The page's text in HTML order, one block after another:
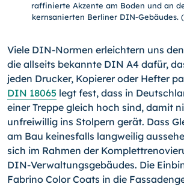
raffinierte Akzente am Boden und an
kernsanierten Berliner DIN-Gebäudes.
Viele DIN-Normen erleichtern uns
die allseits bekannte DIN A4 dafür,
jeden Drucker, Kopierer oder Hefter
DIN 18065 legt fest, dass in
einer Treppe gleich hoch sind, damit
unfreiwillig ins Stolpern gerät. Dass
am Bau keinesfalls langweilig
sich im Rahmen der
DIN-Verwaltungsgebäudes. Die
Fabrino Color Coats in die